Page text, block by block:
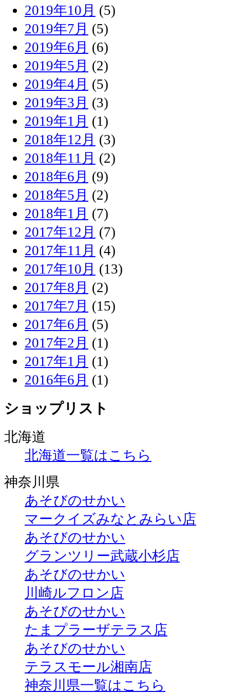
2019年10月 (5)
2019年7月 (5)
2019年6月 (6)
2019年5月 (2)
2019年4月 (5)
2019年3月 (3)
2019年1月 (1)
2018年12月 (3)
2018年11月 (2)
2018年6月 (9)
2018年5月 (2)
2018年1月 (7)
2017年12月 (7)
2017年11月 (4)
2017年10月 (13)
2017年8月 (2)
2017年7月 (15)
2017年6月 (5)
2017年2月 (1)
2017年1月 (1)
2016年6月 (1)
ショップリスト
北海道
北海道一覧はこちら
神奈川県
あそびのせかい
マークイズみなとみらい店
あそびのせかい
グランツリー武蔵小杉店
あそびのせかい
川崎ルフロン店
あそびのせかい
たまプラーザテラス店
あそびのせかい
テラスモール湘南店
神奈川県一覧はこちら